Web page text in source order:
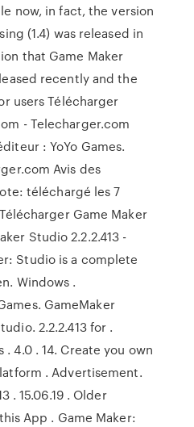
now, in fact, the version
(1.4) was released in
that Game Maker
recently and the
users Télécharger
- Telecharger.com
: YoYo Games.
Avis des
téléchargé les 7
Game Maker
Studio 2.2.2.413 -
Studio is a complete
Windows .
GameMaker
2.2.2.413 for .
. 4.0 . 14. Create you own
. Advertisement.
. 15.06.19 . Older
App . Game Maker: